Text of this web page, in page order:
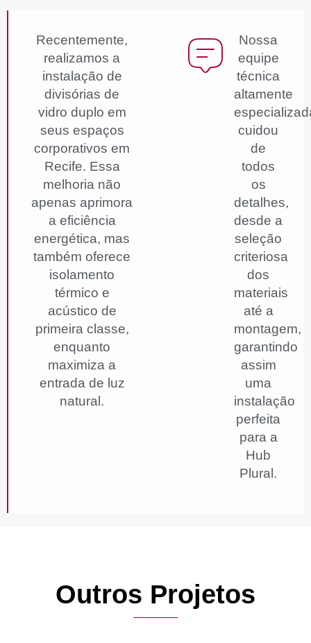
Recentemente,
realizamos a
instalação de
divisórias de
vidro duplo em
seus espaços
corporativos em
Recife. Essa
melhoria não
apenas aprimora
a eficiência
energética, mas
também oferece
isolamento
térmico e
acústico de
primeira classe,
enquanto
maximiza a
entrada de luz
natural.
Nossa
equipe
técnica
altamente
cuidou
de
todos
os
detalhes,
desde a
seleção
criteriosa
dos
materiais
até a
montagem,
garantindo
assim
uma
instalação
perfeita
para a
Hub
Plural.
Outros Projetos